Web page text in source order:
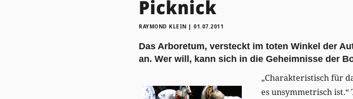
Picknick
RAYMOND KLEIN | 01.07.2011
Das Arboretum, versteckt im toten Winkel der
an. Wer will, kann sich in die Geheimnisse der
„Charakteristisch für
es unsymmetrisch